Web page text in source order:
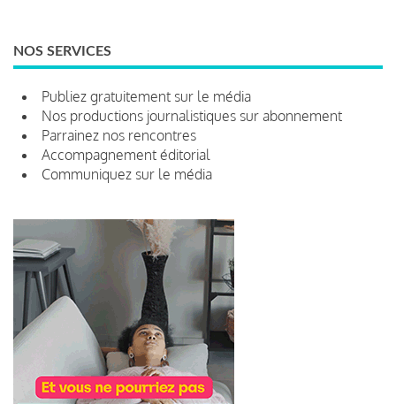
NOS SERVICES
Publiez gratuitement sur le média
Nos productions journalistiques sur abonnement
Parrainez nos rencontres
Accompagnement éditorial
Communiquez sur le média